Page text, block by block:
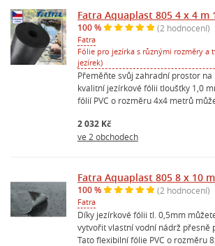
Fatra Aquaplast 805 4 x 4 m
100 % (2 hodnocení)
Fatra
Fólie pro jezírka s různými rozměry a
jezírek)
Přeměňte svůj zahradní prostor
kvalitní jezírkové fólii tloušťky 1,0
fólií PVC o rozměru 4x4 metrů
2 032 Kč
ve 2 obchodech
Fatra Aquaplast 805 8 x 10
100 % (2 hodnocení)
Fatra
Díky jezírkové fólii tl. 0,5mm
vytvořit vlastní vodní nádrž přesně
Tato flexibilní fólie PVC o rozměru